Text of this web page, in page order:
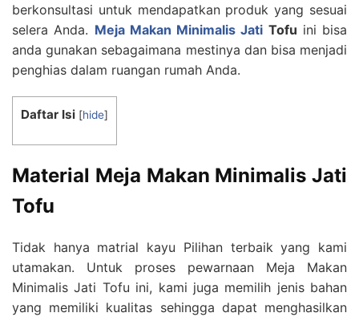
berkonsultasi untuk mendapatkan produk yang sesuai
selera Anda. Meja Makan Minimalis Jati Tofu ini bisa
anda gunakan sebagaimana mestinya dan bisa menjadi
penghias dalam ruangan rumah Anda.
Daftar Isi [hide]
Material Meja Makan Minimalis Jati
Tofu
Tidak hanya matrial kayu Pilihan terbaik yang kami
utamakan. Untuk proses pewarnaan Meja Makan
Minimalis Jati Tofu ini, kami juga memilih jenis bahan
yang memiliki kualitas sehingga dapat menghasilkan